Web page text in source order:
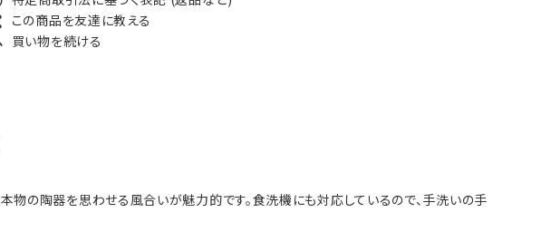
この商品を友達に教える
買い物を続ける
物の陶器を思わせる風合いが魅力的です。食洗機にも対応しているので、手洗いの手